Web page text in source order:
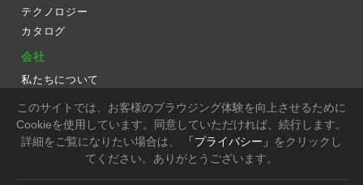
テクノロジー
カタログ
会社
私たちについて
装置
お問い合わせ
Copyright © TIEN DING INDUSTRIAL CO., LTD. All Rights Reserved.
このサイトでは、お客様のブラウジング体験を向上させるために
Cookieを使用しています。同意していただければ、続行します。
詳細をご覧になりたい場合は、
「プライバシー」
をクリックし
てください。ありがとうございます。